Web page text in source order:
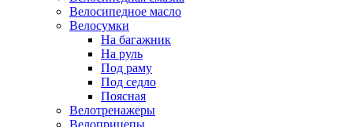
Велосипедное масло
Велосумки
На багажник
На руль
Под раму
Под седло
Поясная
Велотренажеры
Велоприцепы